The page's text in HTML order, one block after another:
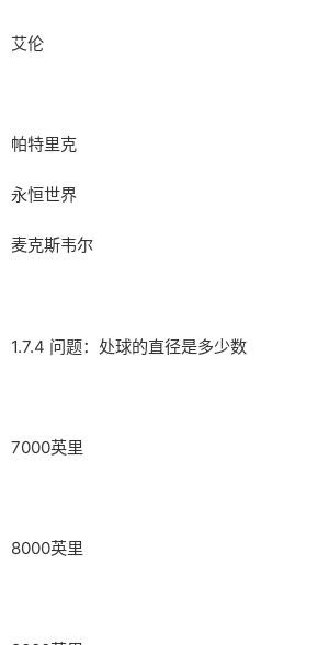
艾伦
帕特里克
永恒世界
麦克斯韦尔
1.7.4 问题：处球的直径是多少数
7000英里
8000英里